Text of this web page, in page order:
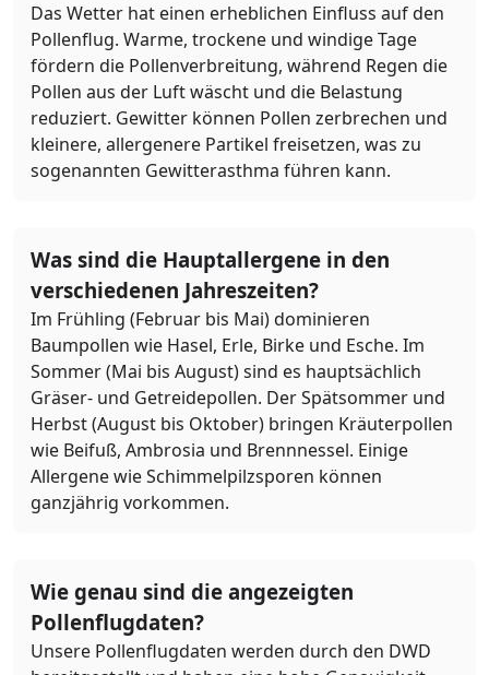
Das Wetter hat einen erheblichen Einfluss auf den
Pollenflug. Warme, trockene und windige Tage
fördern die Pollenverbreitung, während Regen die
Pollen aus der Luft wäscht und die Belastung
reduziert. Gewitter können Pollen zerbrechen und
kleinere, allergenere Partikel freisetzen, was zu
sogenannten Gewitterasthma führen kann.
Was sind die Hauptallergene in den
verschiedenen Jahreszeiten?
Im Frühling (Februar bis Mai) dominieren
Baumpollen wie Hasel, Erle, Birke und Esche. Im
Sommer (Mai bis August) sind es hauptsächlich
Gräser- und Getreidepollen. Der Spätsommer und
Herbst (August bis Oktober) bringen Kräuterpollen
wie Beifuß, Ambrosia und Brennnessel. Einige
Allergene wie Schimmelpilzsporen können
ganzjährig vorkommen.
Wie genau sind die angezeigten
Pollenflugdaten?
Unsere Pollenflugdaten werden durch den DWD